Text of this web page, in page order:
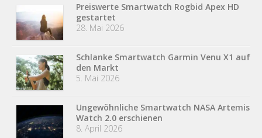
Preiswerte Smartwatch Rogbid Apex HD
gestartet
28. Mai 2026
Schlanke Smartwatch Garmin Venu X1 auf
den Markt
5. Mai 2026
Ungewöhnliche Smartwatch NASA Artemis
Watch 2.0 erschienen
8. April 2026